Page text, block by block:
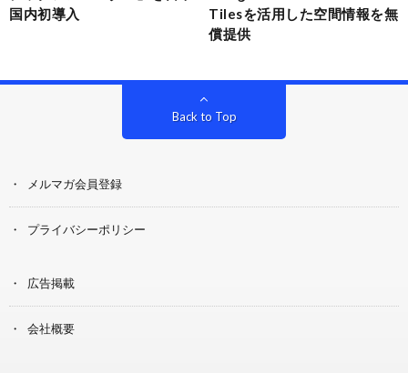
国内初導入
Tilesを活用した空間情報を無
償提供
Back to Top
メルマガ会員登録
プライバシーポリシー
広告掲載
会社概要